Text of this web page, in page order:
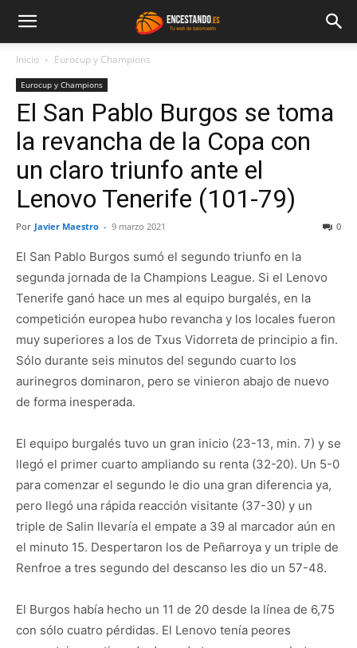
Inicio Eurocup y Champions
Eurocup y Champions
El San Pablo Burgos se toma
la revancha de la Copa con
un claro triunfo ante el
Lenovo Tenerife (101-79)
Por Javier Maestro - 9 marzo 2021 0
El San Pablo Burgos sumó el segundo triunfo en la
segunda jornada de la Champions League. Si el Lenovo
Tenerife ganó hace un mes al equipo burgalés, en la
competición europea hubo revancha y los locales fueron
muy superiores a los de Txus Vidorreta de principio a fin.
Sólo durante seis minutos del segundo cuarto los
aurinegros dominaron, pero se vinieron abajo de nuevo
de forma inesperada.
El equipo burgalés tuvo un gran inicio (23-13, min. 7) y se
llegó el primer cuarto ampliando su renta (32-20). Un 5-0
para comenzar el segundo le dio una gran diferencia ya,
pero llegó una rápida reacción visitante (37-30) y un
triple de Salin llevaría el empate a 39 al marcador aún en
el minuto 15. Despertaron los de Peñarroya y un triple de
Renfroe a tres segundo del descanso les dio un 57-48.
El Burgos había hecho un 11 de 20 desde la línea de 6,75
con sólo cuatro pérdidas. El Lenovo tenía peores